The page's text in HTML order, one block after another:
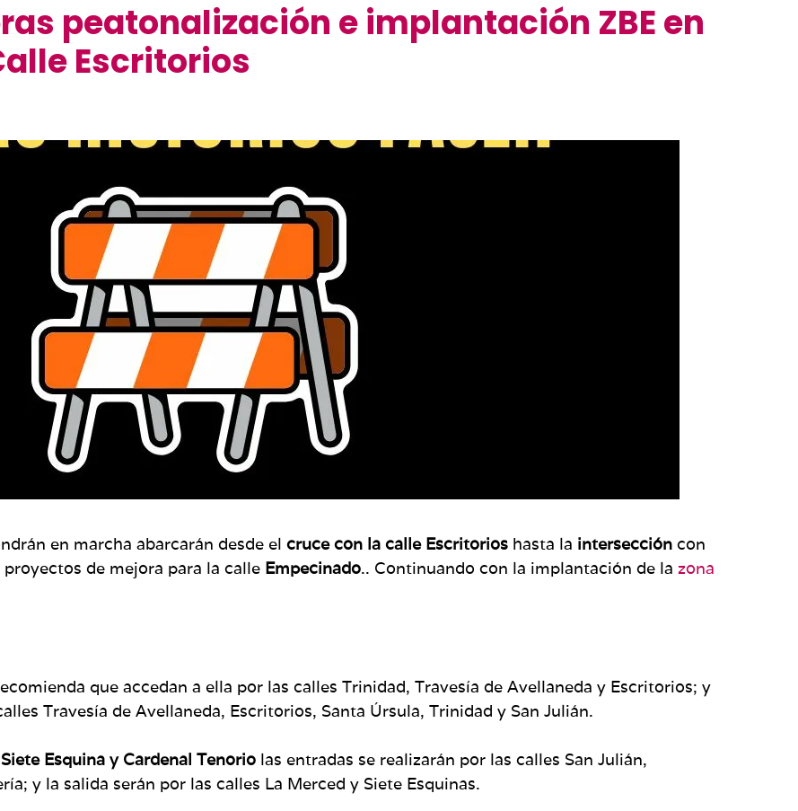
peatonalización e implantación ZBE en
Escritorios
en marcha abarcarán desde el cruce con la calle Escritorios hasta la intersección con
de mejora para la calle Empecinado.. Continuando con la implantación de la zona
que accedan a ella por las calles Trinidad, Travesía de Avellaneda y Escritorios; y
Travesía de Avellaneda, Escritorios, Santa Úrsula, Trinidad y San Julián.
Esquina y Cardenal Tenorio las entradas se realizarán por las calles San Julián,
y la salida serán por las calles La Merced y Siete Esquinas.